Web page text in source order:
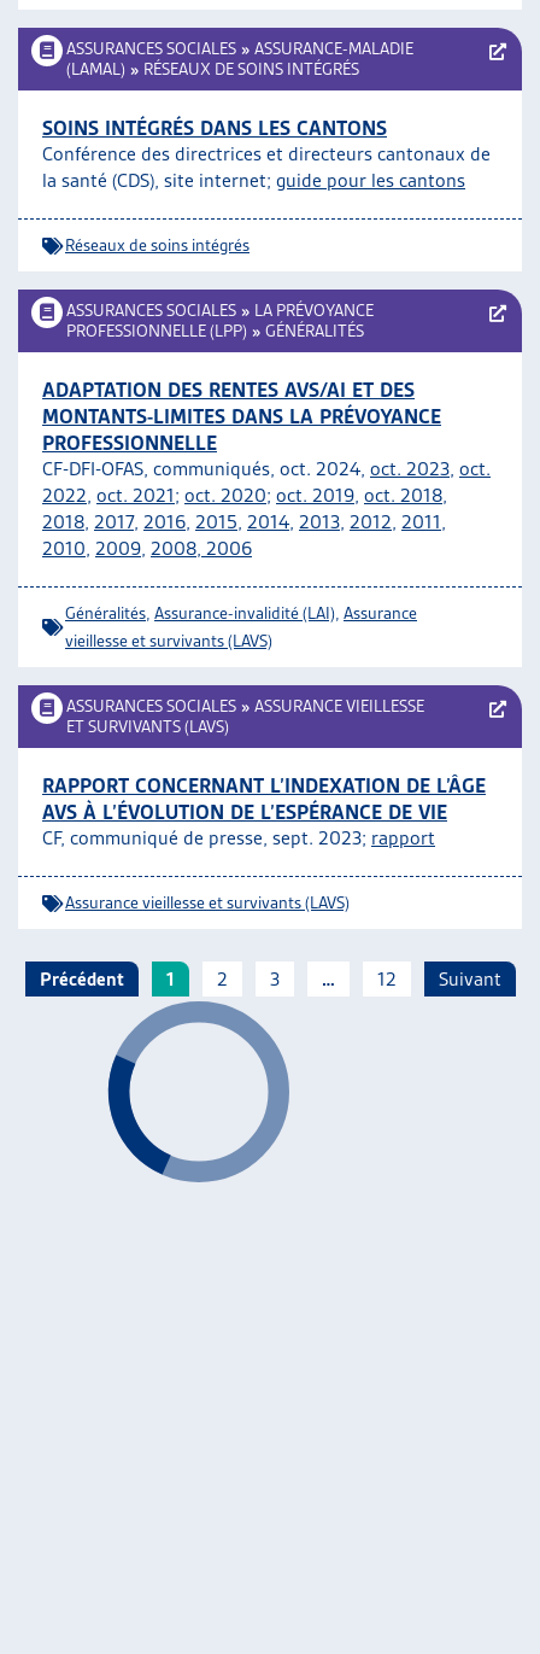
ASSURANCES SOCIALES » ASSURANCE-MALADIE
(LAMAL) » RÉSEAUX DE SOINS INTÉGRÉS
SOINS INTÉGRÉS DANS LES CANTONS
Conférence des directrices et directeurs cantonaux de
la santé (CDS), site internet; guide pour les cantons
Réseaux de soins intégrés
ASSURANCES SOCIALES » LA PRÉVOYANCE
PROFESSIONNELLE (LPP) » GÉNÉRALITÉS
ADAPTATION DES RENTES AVS/AI ET DES
MONTANTS-LIMITES DANS LA PRÉVOYANCE
PROFESSIONNELLE
CF-DFI-OFAS, communiqués, oct. 2024, oct. 2023, oct.
2022, oct. 2021; oct. 2020; oct. 2019, oct. 2018,
2018, 2017, 2016, 2015, 2014, 2013, 2012, 2011,
2010, 2009, 2008, 2006
Généralités Assurance-invalidité (LAI) Assurance
vieillesse et survivants (LAVS)
ASSURANCES SOCIALES » ASSURANCE VIEILLESSE
ET SURVIVANTS (LAVS)
RAPPORT CONCERNANT L’INDEXATION DE L’ÂGE
AVS À L’ÉVOLUTION DE L’ESPÉRANCE DE VIE
CF, communiqué de presse, sept. 2023; rapport
Assurance vieillesse et survivants (LAVS)
Précédent 1 2 3 … 12 Suivant